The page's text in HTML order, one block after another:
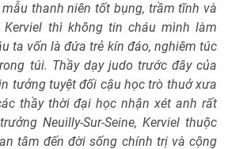
thanh niên tốt bụng, trầm tĩnh và
thì không tin cháu mình làm
ta vốn là đứa trẻ kín đáo, nghiêm túc
túi. Thầy dạy judo trước đây của
tưởng tuyệt đối cậu học trò thuở xưa
thầy thời đại học nhận xét anh rất
Neuilly-Sur-Seine, Kerviel thuộc
tâm đến đời sống chính trị và cộng